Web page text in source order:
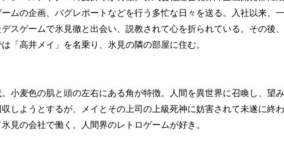
ムの企画、バグレポートなどを行う多忙な日々を送る。入社以来、
スゲームで氷見徹と出会い、説教されて心を折られている。その後
「高井メイ」を名乗り、氷見の隣の部屋に住む。
小麦色の肌と頭の左右にある角が特徴。人間を異世界に召喚し、望
しようとするが、メイとその上司の上級死神に妨害されて未遂に終
見の会社で働く。人間界のレトロゲームが好き。